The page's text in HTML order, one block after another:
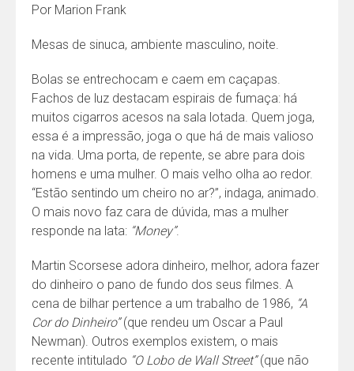
Por Marion Frank
Mesas de sinuca, ambiente masculino, noite.
Bolas se entrechocam e caem em caçapas.
Fachos de luz destacam espirais de fumaça: há
muitos cigarros acesos na sala lotada. Quem joga,
essa é a impressão, joga o que há de mais valioso
na vida. Uma porta, de repente, se abre para dois
homens e uma mulher. O mais velho olha ao redor.
“Estão sentindo um cheiro no ar?”, indaga, animado.
O mais novo faz cara de dúvida, mas a mulher
responde na lata: “Money”.
Martin Scorsese adora dinheiro, melhor, adora fazer
do dinheiro o pano de fundo dos seus filmes. A
cena de bilhar pertence a um trabalho de 1986, “A
Cor do Dinheiro”(que rendeu um Oscar a Paul
Newman). Outros exemplos existem, o mais
recente intitulado “O Lobo de Wall Street”(que não